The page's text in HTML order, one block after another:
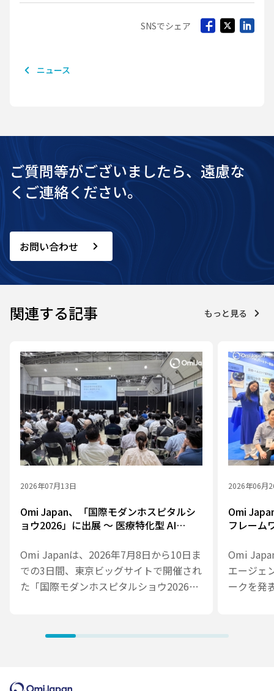
SNSでシェア
ニュース
ご質問等がございましたら、遠慮な
くご連絡ください。
お問い合わせ
関連する記事 もっと見る
2026年07月13日
Omi Japan、「国際モダンホスピタルシ
ョウ2026」に出展 ～ 医療特化型 AI
800名超が来場
Omi Japanは、2026年7月8日から10日ま
での3日間、東京ビッグサイトで開催され
た「国際モダンホスピタルショウ2026」
紹介し、Omi Japan × Accela ブースお
2026年06月
Omi
フレーム
「
Omi
エージェ
ークを発